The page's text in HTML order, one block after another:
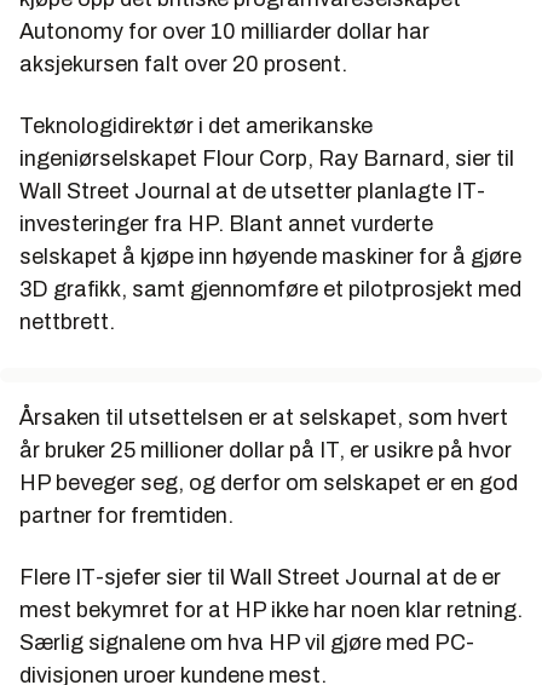
Autonomy for over 10 milliarder dollar har
aksjekursen falt over 20 prosent.
Teknologidirektør i det amerikanske
ingeniørselskapet Flour Corp, Ray Barnard, sier til
Wall Street Journal at de utsetter planlagte IT-
investeringer fra HP. Blant annet vurderte
selskapet å kjøpe inn høyende maskiner for å gjøre
3D grafikk, samt gjennomføre et pilotprosjekt med
nettbrett.
Årsaken til utsettelsen er at selskapet, som hvert
år bruker 25 millioner dollar på IT, er usikre på hvor
HP beveger seg, og derfor om selskapet er en god
partner for fremtiden.
Flere IT-sjefer sier til Wall Street Journal at de er
mest bekymret for at HP ikke har noen klar retning.
Særlig signalene om hva HP vil gjøre med PC-
divisjonen uroer kundene mest.